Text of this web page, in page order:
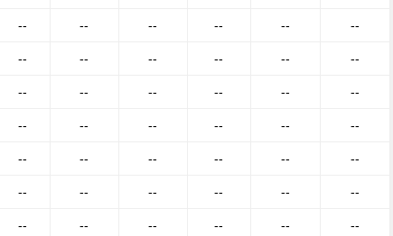
-- -- -- -- -- --
-- -- -- -- -- --
-- -- -- -- -- --
-- -- -- -- -- --
-- -- -- -- -- --
-- -- -- -- -- --
-- -- -- -- -- --